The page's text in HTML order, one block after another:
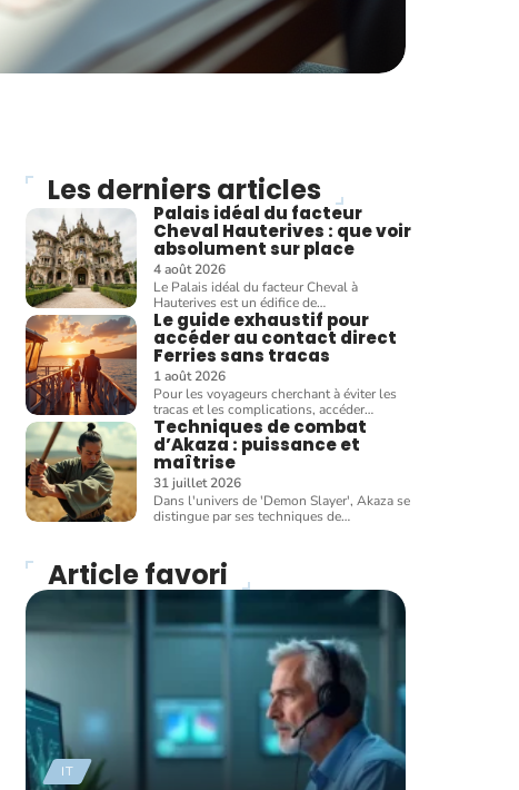
Les derniers articles
Palais idéal du facteur
Cheval Hauterives : que voir
absolument sur place
4 août 2026
Le Palais idéal du facteur Cheval à
Hauterives est un édifice de…
Le guide exhaustif pour
accéder au contact direct
Ferries sans tracas
1 août 2026
Pour les voyageurs cherchant à éviter les
tracas et les complications, accéder…
Techniques de combat
d’Akaza : puissance et
maîtrise
31 juillet 2026
Dans l'univers de 'Demon Slayer', Akaza se
distingue par ses techniques de…
Article favori
IT